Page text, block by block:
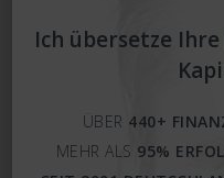
Ich übersetze
ÜBER 440+
MEHR ALS 95%